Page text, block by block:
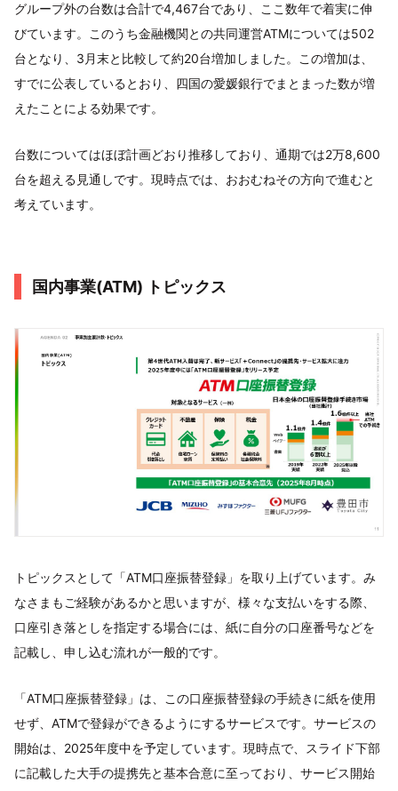
グループ外の台数は合計で4,467台であり、ここ数年で着実に伸
びています。このうち金融機関との共同運営ATMについては502
台となり、3月末と比較して約20台増加しました。この増加は、
すでに公表しているとおり、四国の愛媛銀行でまとまった数が増
えたことによる効果です。
台数についてはほぼ計画どおり推移しており、通期では2万8,600
台を超える見通しです。現時点では、おおむねその方向で進むと
考えています。
国内事業(ATM) トピックス
トピックスとして「ATM口座振替登録」を取り上げています。み
なさまもご経験があるかと思いますが、様々な支払いをする際、
口座引き落としを指定する場合には、紙に自分の口座番号などを
記載し、申し込む流れが一般的です。
「ATM口座振替登録」は、この口座振替登録の手続きに紙を使用
せず、ATMで登録ができるようにするサービスです。サービスの
開始は、2025年度中を予定しています。現時点で、スライド下部
に記載した大手の提携先と基本合意に至っており、サービス開始